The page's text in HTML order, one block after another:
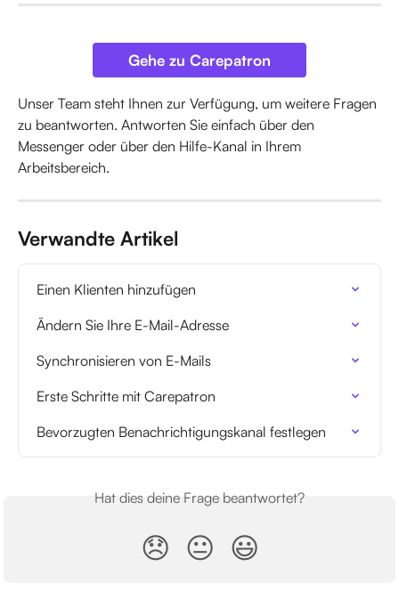
Gehe zu Carepatron
Unser Team steht Ihnen zur Verfügung, um weitere Fragen
zu beantworten. Antworten Sie einfach über den
Messenger oder über den Hilfe-Kanal in Ihrem
Arbeitsbereich.
Verwandte Artikel
Einen Klienten hinzufügen
Ändern Sie Ihre E-Mail-Adresse
Synchronisieren von E-Mails
Erste Schritte mit Carepatron
Bevorzugten Benachrichtigungskanal festlegen
Hat dies deine Frage beantwortet?
😞 😐 😃